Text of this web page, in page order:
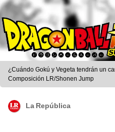
¿Cuándo Gokú y Vegeta tendrán un
Composición LR/Shonen Jump
La República